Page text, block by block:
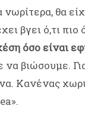
νωρίτερα, θα
βγει ό,τι
όσο είναι
να βιώσουμε.
Κανένας